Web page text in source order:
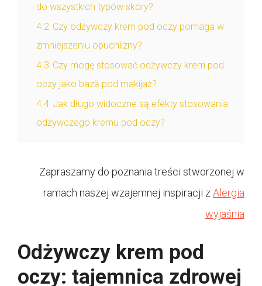
do wszystkich typów skóry?
4.2 Czy odżywczy krem pod oczy pomaga w
zmniejszeniu opuchlizny?
4.3 Czy mogę stosować odżywczy krem pod
oczy jako bază pod makijaż?
4.4 Jak długo widoczne są efekty stosowania
odżywczego kremu pod oczy?
Zapraszamy do poznania treści stworzonej w
ramach naszej wzajemnej inspiracji z Alergia
wyjaśnia
Odżywczy krem pod
oczy: tajemnica zdrowej